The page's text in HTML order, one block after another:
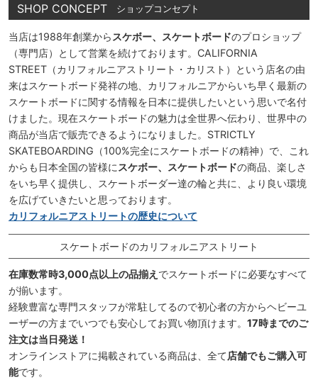
SHOP CONCEPT ショップコンセプト
当店は1988年創業から スケボー、スケートボードのプロショップ
（専門店）として営業を続けております。CALIFORNIA
STREET（カリフォルニアストリート・カリスト）という店名の由
来はスケートボード発祥の地、カリフォルニアからいち早く最新の
スケートボードに関する情報を日本に提供したいという思いで名付
けました。現在スケートボードの魅力は全世界へ伝わり、世界中の
商品が当店で販売できるようになりました。STRICTLY
SKATEBOARDING（100%完全にスケートボードの精神）で、これ
からも日本全国の皆様に スケボー、スケートボードの商品、楽しさ
をいち早く提供し、スケートボーダー達の輪と共に、より良い環境
を広げていきたいと思っております。
カリフォルニアストリートの歴史について
スケートボードのカリフォルニアストリート
在庫数常時3,000点以上の品揃え でスケートボードに必要なすべて
が揃います。
経験豊富な専門スタッフが常駐してるので初心者の方からヘビーユ
ーザーの方までいつでも安心してお買い物頂けます。 17時までのご
注文は当日発送！
オンラインストアに掲載されている商品は、全て店舗でもご購入可
能です。